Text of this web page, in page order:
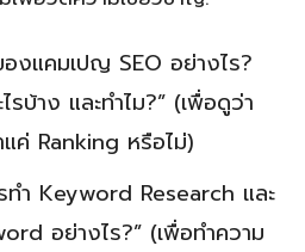
งแคมเปญ SEO อย่างไร?
บ้าง และทำไม?” (เพื่อดูว่า
ค่ Ranking หรือไม่)
ำ Keyword Research และ
อย่างไร?” (เพื่อทำความ